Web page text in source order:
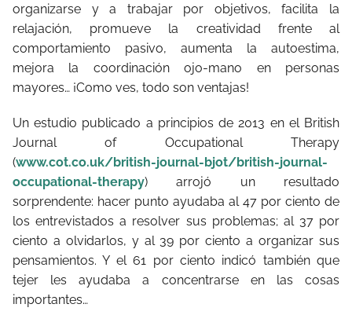
organizarse y a trabajar por objetivos, facilita la
relajación, promueve la creatividad frente al
comportamiento pasivo, aumenta la autoestima,
mejora la coordinación ojo-mano en personas
mayores… ¡Como ves, todo son ventajas!
Un estudio publicado a principios de 2013 en el British
Journal of Occupational Therapy
(www.cot.co.uk/british-journal-bjot/british-journal-
occupational-therapy) arrojó un resultado
sorprendente: hacer punto ayudaba al 47 por ciento de
los entrevistados a resolver sus problemas; al 37 por
ciento a olvidarlos, y al 39 por ciento a organizar sus
pensamientos. Y el 61 por ciento indicó también que
tejer les ayudaba a concentrarse en las cosas
importantes…